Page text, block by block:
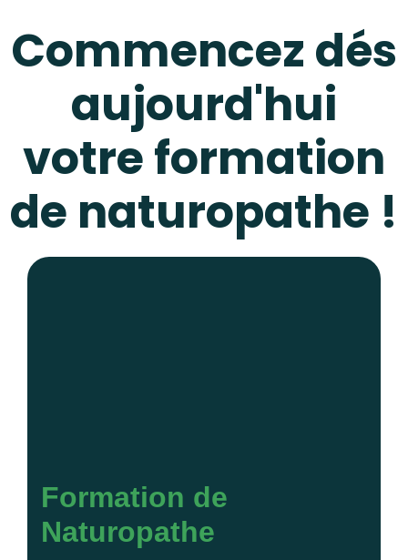
Commencez dés
aujourd'hui
votre formation
de naturopathe !
Formation de
Naturopathe